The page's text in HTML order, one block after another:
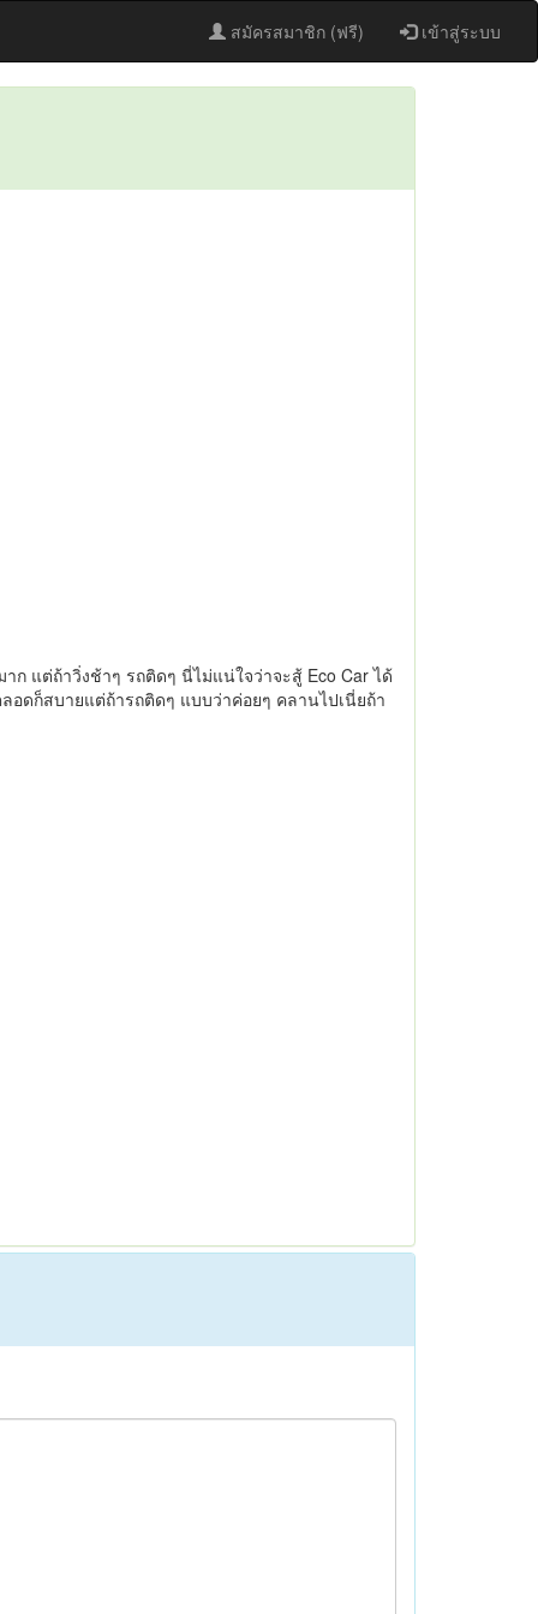
สมัครสมาชิก (ฟรี) เข้าสู่ระบบ
ก แต่ถ้าวิ่งช้าๆ รถติดๆ นี่ไม่แน่ใจว่าจะสู้ Eco Car ได้
อดก็สบายแต่ถ้ารถติดๆ แบบว่าค่อยๆ คลานไปเนี่ยถ้า